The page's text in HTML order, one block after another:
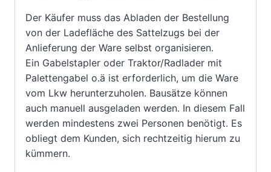
Der Käufer muss das Abladen der Bestellung
von der Ladefläche des Sattelzugs bei der
Anlieferung der Ware selbst organisieren.
Ein Gabelstapler oder Traktor/Radlader mit
Palettengabel o.ä ist erforderlich, um die Ware
vom Lkw herunterzuholen. Bausätze können
auch manuell ausgeladen werden. In diesem Fall
werden mindestens zwei Personen benötigt. Es
obliegt dem Kunden, sich rechtzeitig hierum zu
kümmern.